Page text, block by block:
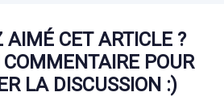
AIMÉ CET ARTICLE ?
POUR
LA DISCUSSION :)